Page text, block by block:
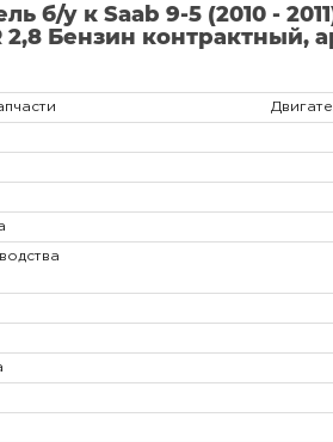
б/у к Saab 9-5 (2010 -
2,8 Бензин контрактный,